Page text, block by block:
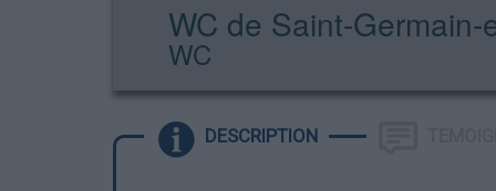
WC de Saint-Germain-
WC
DESCRIPTION